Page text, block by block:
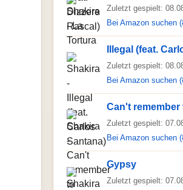
Zuletzt gespielt:
Bei Amazon suchen
Illegal (feat.
Zuletzt gespielt:
Bei Amazon suchen
Can't
Zuletzt gespielt:
Bei Amazon suchen
Gypsy
Zuletzt gespielt: